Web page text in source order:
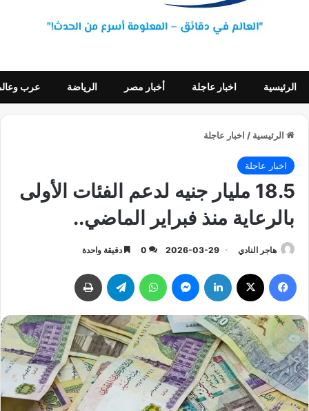
الرئيسية اخبار عاجلة أخبار مصر الرياضة عرب
الرئيسية / اخبار عاجلة
اخبار عاجلة
​18.5 مليار جنيه لدعم الفئات الأولى
بالرعاية منذ فبراير الماضي..
هاجر النادي 2026-03-29
0 دقيقة واحدة